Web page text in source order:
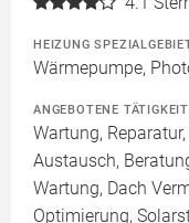
HEIZUNG
Wärmepumpe,
ANGEBOTENE
Wartung,
Austausch,
Wartung, Dach
Optimierung,